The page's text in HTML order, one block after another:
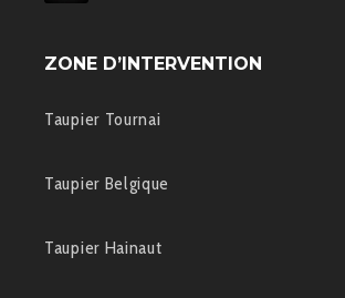
ZONE D’INTERVENTION
Taupier Tournai
Taupier Belgique
Taupier Hainaut